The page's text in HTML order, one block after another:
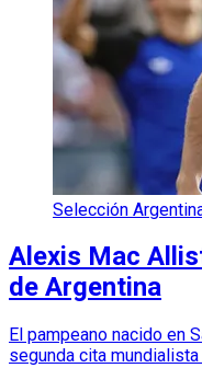
Selección
Alexis Mac
de Argentina
El pampeano nacido en
segunda cita